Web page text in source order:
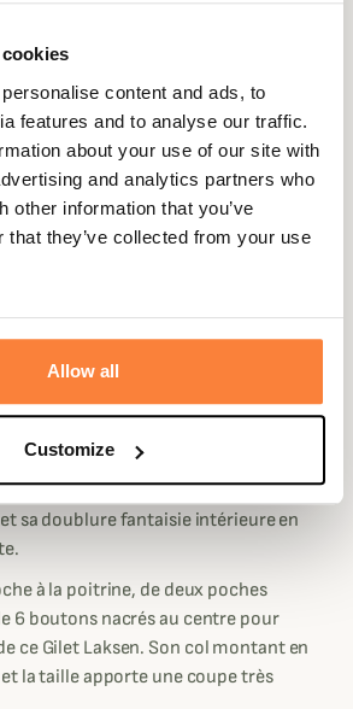
content and ads, to
features and to analyse our traffic.
about your use of our site with
and analytics partners who
other information that you’ve
that they’ve collected from your use
Allow all
Customize
ce superbe Gilet Habillé Graz Loden
vous accompagnera lors de soirée
Laine Loden en fait un Gilet Habillé de
douce et très résistante ainsi que sa
sa doublure fantaisie intérieure en
à la poitrine, de deux poches
6 boutons nacrés au centre pour
ce Gilet Laksen. Son col montant en
la taille apporte une coupe très